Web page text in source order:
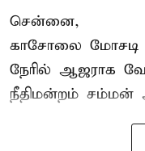
சென்னை,
காசோலை மோசடி
நேரில் ஆஜராக
நீதிமன்றம் சம்மன்